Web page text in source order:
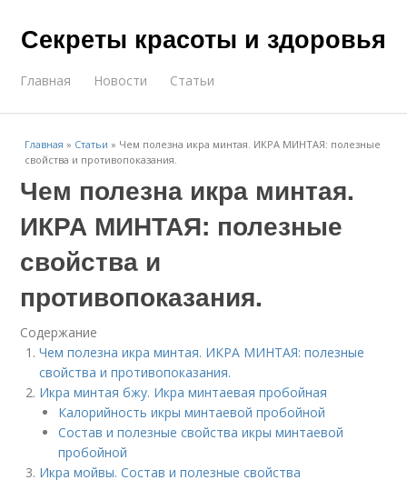
Секреты красоты и здоровья
Главная Новости Статьи
Главная » Статьи » Чем полезна икра минтая. ИКРА МИНТАЯ: полезные
свойства и противопоказания.
Чем полезна икра минтая.
ИКРА МИНТАЯ: полезные
свойства и
противопоказания.
Содержание
Чем полезна икра минтая. ИКРА МИНТАЯ: полезные
свойства и противопоказания.
Икра минтая бжу. Икра минтаевая пробойная
Калорийность икры минтаевой пробойной
Состав и полезные свойства икры минтаевой
пробойной
Икра мойвы. Состав и полезные свойства